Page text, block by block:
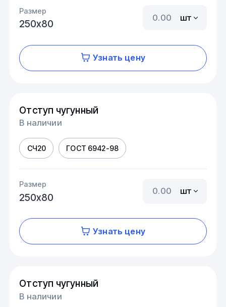
Размер
250х80
шт
Узнать цену
Отступ чугунный
В наличии
СЧ20 ГОСТ 6942-98
Размер
250х80
шт
Узнать цену
Отступ чугунный
В наличии